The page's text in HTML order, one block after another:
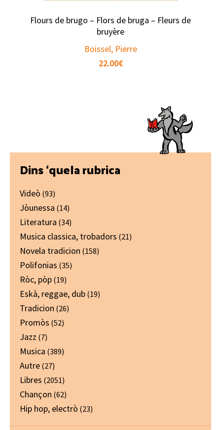
Flours de brugo – Flors de bruga – Fleurs de
bruyère
Boissel, Pierre
22.00€
Primary
Sidebar
Dins ‘quela rubrica
Videò (93)
Jòunessa (14)
Literatura (34)
Musica classica, trobadors (21)
Novela tradicion (158)
Polifonias (35)
Ròc, pòp (19)
Eskà, reggae, dub (19)
Tradicion (26)
Promòs (52)
Jazz (7)
Musica (389)
Autre (27)
Libres (2051)
Chançon (62)
Hip hop, electrò (23)